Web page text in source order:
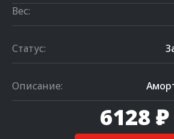
Вес:
Статус:
Описание:
6128 ₽